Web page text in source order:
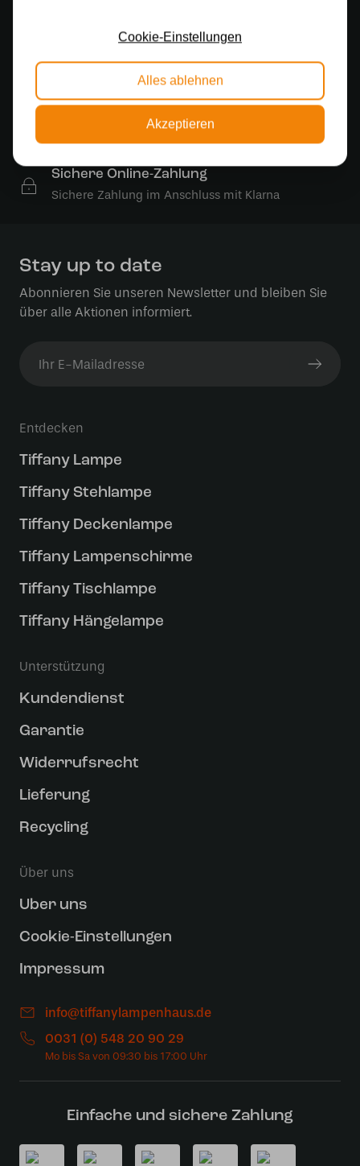
500 m2 großes Lampengeschäft in Rijssen
Kostenloser Versand
Kostenloser Versand in Deutschland ab 99 €
Kostenlose Lichtquellen
Die Bestellung umfasst die Lichtquelle
Sichere Online-Zahlung
Sichere Zahlung im Anschluss mit Klarna
Stay up to date
Abonnieren Sie unseren Newsletter und bleiben Sie
über alle Aktionen informiert.
Entdecken
Tiffany Lampe
Tiffany Stehlampe
Tiffany Deckenlampe
Tiffany Lampenschirme
Tiffany Tischlampe
Tiffany Hängelampe
Unterstützung
Kundendienst
Garantie
Widerrufsrecht
Lieferung
Recycling
Über uns
Uber uns
Cookie-Einstellungen
Impressum
info@tiffanylampenhaus.de
0031 (0) 548 20 90 29
Einfache und sichere Zahlung
Cookie-Einstellungen
Alles ablehnen
Akzeptieren